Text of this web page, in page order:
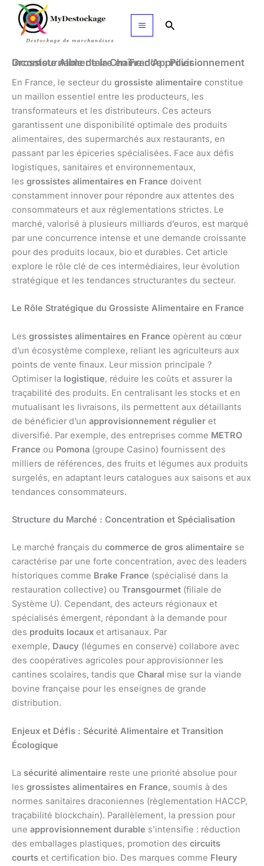
Aller
contenu
Rechercher
Grossiste Alimentaire en France : Pilier Incontournable de la Chaîne d’Approvisionnement
En France, le secteur du grossiste alimentaire constitue
un maillon essentiel entre les producteurs, les
transformateurs et les distributeurs. Ces acteurs
garantissent une disponibilité optimale des produits
alimentaires, des supermarchés aux restaurants, en
passant par les épiceries spécialisées. Face aux défis
logistiques, sanitaires et environnementaux,
les grossistes alimentaires en France doivent
constamment innover pour répondre aux attentes des
consommateurs et aux réglementations strictes. Le
marché, valorisé à plusieurs milliards d’euros, est marqué
par une concurrence intense et une demande croissante
pour des produits locaux, bio et durables. Cet article
explore le rôle clé de ces intermédiaires, leur évolution
stratégique et les tendances structurantes du secteur.
Le Rôle Stratégique du Grossiste Alimentaire en France
Les grossistes alimentaires en France opèrent au cœur
d’un écosystème complexe, reliant les agriculteurs aux
points de vente finaux. Leur mission principale ?
Optimiser la logistique, réduire les coûts et assurer la
traçabilité des produits. En centralisant les stocks et en
mutualisant les livraisons, ils permettent aux détaillants
de bénéficier d’un approvisionnement régulier et
diversifié. Par exemple, des entreprises comme METRO
France ou Pomona (groupe Casino) fournissent des
milliers de références, des fruits et légumes aux produits
surgelés, en adaptant leurs catalogues aux saisons et aux
tendances consommateurs.
Structure du Marché : Concentration et Spécialisation
Le marché français du commerce de gros alimentaire se
caractérise par une forte concentration, avec des leaders
historiques comme Brake France (spécialisé dans la
restauration collective) ou Transgourmet (filiale de
Système U). Cependant, des acteurs régionaux et
spécialisés émergent, répondant à la demande pour
des produits locaux et artisanaux. Par
exemple, Daucy (légumes en conserve) collabore avec
des coopératives agricoles pour approvisionner les
cantines scolaires, tandis que Charal mise sur la viande
bovine française pour les enseignes de grande
distribution.
Enjeux et Défis : Sécurité Alimentaire et Transition
Écologique
La sécurité alimentaire reste une priorité absolue pour
les grossistes alimentaires en France, soumis à des
normes sanitaires draconiennes (règlementation HACCP,
traçabilité blockchain). Parallèlement, la pression pour
une approvisionnement durable s’intensifie : réduction
des emballages plastiques, promotion des circuits
courts et certification bio. Des marques comme Fleury